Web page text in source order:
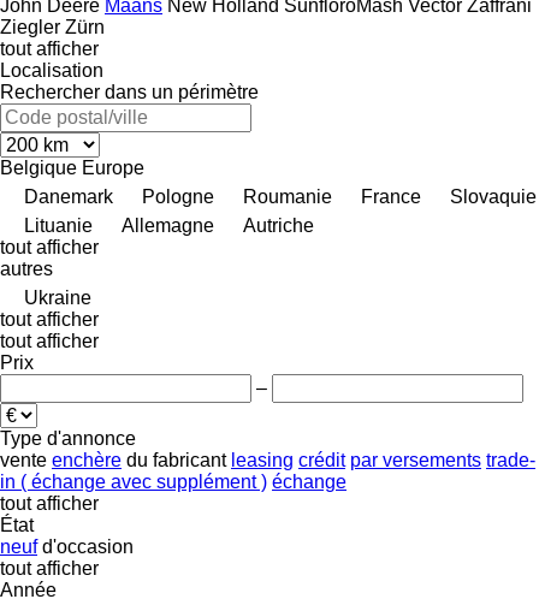
John Deere Maans New Holland SunfloroMash Vector Zaffrani
Ziegler Zürn
tout afficher
Localisation
Rechercher dans un périmètre
Belgique Europe
Danemark
Pologne Roumanie France
Slovaquie
Lituanie
Allemagne
Autriche
tout afficher
autres
Ukraine
tout afficher
tout afficher
Prix
–
Type d'annonce
vente enchère du fabricant leasing crédit par versements trade-
in ( échange avec supplément ) échange
tout afficher
État
neuf d'occasion
tout afficher
Année